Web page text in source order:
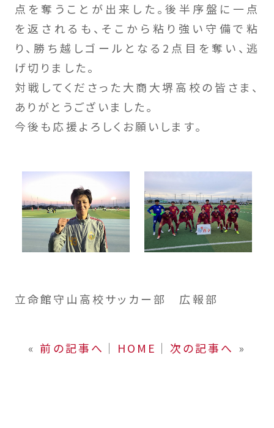
点を奪うことが出来した。後半序盤に一点
を返されるも、そこから粘り強い守備で粘
り、勝ち越しゴールとなる2点目を奪い、逃
げ切りました。
対戦してくださった大商大堺高校の皆さま、
ありがとうございました。
今後も応援よろしくお願いします。
立命館守山高校サッカー部 広報部
« 前の記事へ │ HOME │ 次の記事へ »